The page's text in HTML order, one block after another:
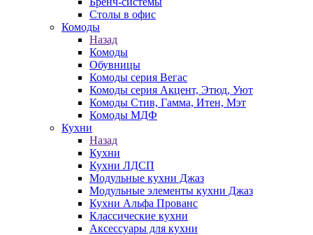
Столы в офис
Комоды
Назад
Комоды
Обувницы
Комоды серия Вегас
Комоды серия Акцент, Этюд, Уют
Комоды Стив, Гамма, Итен, Мэт
Комоды МДФ
Кухни
Назад
Кухни
Кухни ЛДСП
Модульные кухни Джаз
Модульные элементы кухни Джаз
Кухни Альфа Прованс
Классические кухни
Аксессуары для кухни